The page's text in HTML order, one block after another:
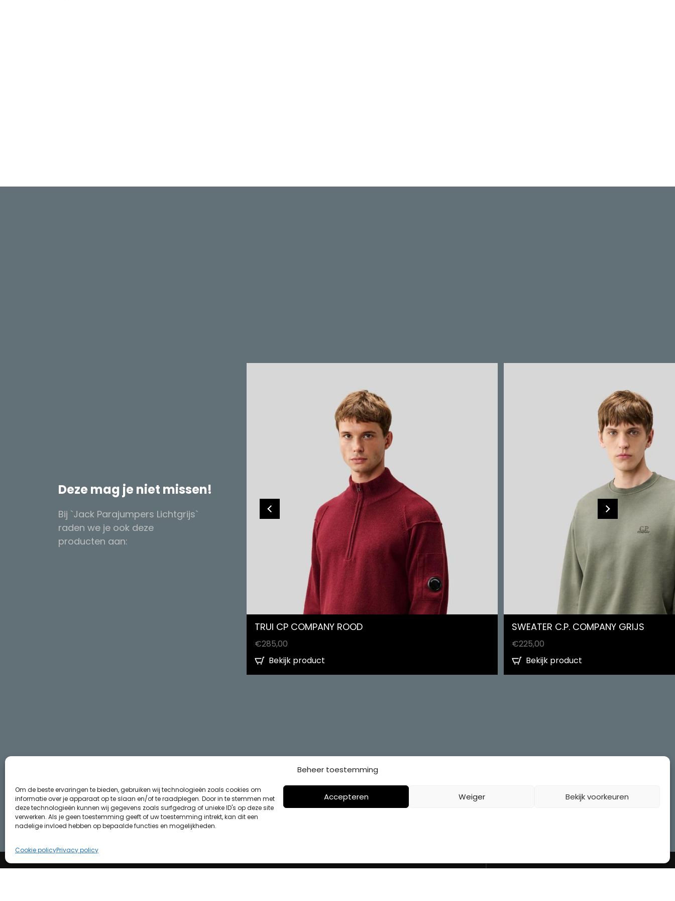
Beheer toestemming
Om de beste ervaringen te bieden, gebruiken wij technologieën zoals cookies om
informatie over je apparaat op te slaan en/of te raadplegen. Door in te stemmen met
deze technologieën kunnen wij gegevens zoals surfgedrag of unieke ID's op deze site
verwerken. Als je geen toestemming geeft of uw toestemming intrekt, kan dit een
nadelige invloed hebben op bepaalde functies en mogelijkheden.
Accepteren Weiger Bekijk voorkeuren
Cookie policyPrivacy policy
Deze mag je niet missen!
Bij `Jack Parajumpers Lichtgrijs`
raden we je ook deze
producten aan:
TRUI CP COMPANY ROOD
€285,00
Bekijk product
SWEATER C.P. COMPANY GRIJS
€225,00
Bekijk product